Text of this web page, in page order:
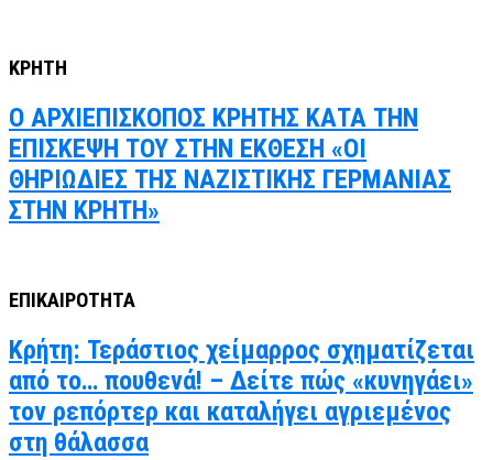
ΚΡΗΤΗ
Ο ΑΡΧΙΕΠΙΣΚΟΠΟΣ ΚΡΗΤΗΣ ΚΑΤΑ ΤΗΝ
ΕΠΙΣΚΕΨΗ ΤΟΥ ΣΤΗΝ ΕΚΘΕΣΗ «ΟΙ
ΘΗΡΙΩΔΙΕΣ ΤΗΣ ΝΑΖΙΣΤΙΚΗΣ ΓΕΡΜΑΝΙΑΣ
ΣΤΗΝ ΚΡΗΤΗ»
ΕΠΙΚΑΙΡΟΤΗΤΑ
Κρήτη: Τεράστιος χείμαρρος σχηματίζεται
από το… πουθενά! – Δείτε πώς «κυνηγάει»
τον ρεπόρτερ και καταλήγει αγριεμένος
στη θάλασσα